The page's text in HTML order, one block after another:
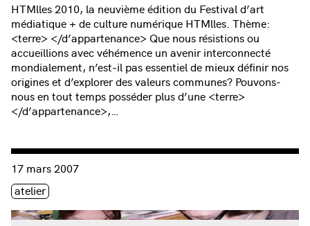
HTMlles 2010, la neuvième édition du Festival d’art
médiatique + de culture numérique HTMlles. Thème:
<terre> </d’appartenance> Que nous résistions ou
accueillions avec véhémence un avenir interconnecté
mondialement, n’est-il pas essentiel de mieux définir nos
origines et d’explorer des valeurs communes? Pouvons-
nous en tout temps posséder plus d’une <terre>
</d’appartenance>,…
Consulter « Atelier Circuit Bending avec MINI »
17 mars 2007
Étiquette(s)
atelier